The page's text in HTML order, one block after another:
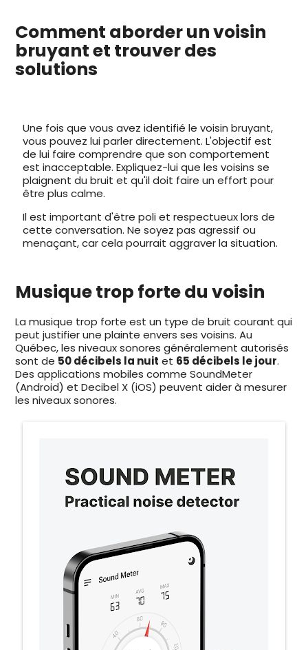
Comment aborder un voisin
bruyant et trouver des
solutions
Une fois que vous avez identifié le voisin bruyant,
vous pouvez lui parler directement. L'objectif est
de lui faire comprendre que son comportement
est inacceptable. Expliquez-lui que les voisins se
plaignent du bruit et qu'il doit faire un effort pour
être plus calme.
Il est important d'être poli et respectueux lors de
cette conversation. Ne soyez pas agressif ou
menaçant, car cela pourrait aggraver la situation.
Musique trop forte du voisin
La musique trop forte est un type de bruit courant qui
peut justifier une plainte envers ses voisins. Au
Québec, les niveaux sonores généralement autorisés
sont de 50 décibels la nuit et 65 décibels le jour.
Des applications mobiles comme SoundMeter
(Android) et Decibel X (iOS) peuvent aider à mesurer
les niveaux sonores.